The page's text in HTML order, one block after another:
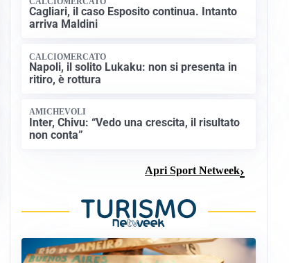
Cagliari, il caso Esposito continua. Intanto
arriva Maldini
CALCIOMERCATO
Napoli, il solito Lukaku: non si presenta in
ritiro, è rottura
AMICHEVOLI
Inter, Chivu: “Vedo una crescita, il risultato
non conta”
Apri Sport Netweek